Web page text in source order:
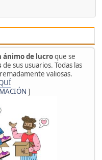
ánimo de lucroque se
de sus usuarios. Todas las
valiosas.
]